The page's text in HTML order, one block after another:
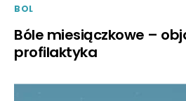
BOL
Bóle miesiączkowe –
profilaktyka